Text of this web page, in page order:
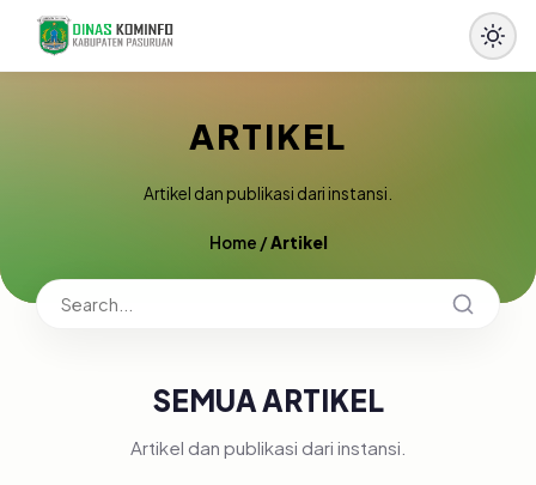
ARTIKEL
Artikel dan publikasi dari instansi.
Home /Artikel
SEMUA ARTIKEL
Artikel dan publikasi dari instansi.